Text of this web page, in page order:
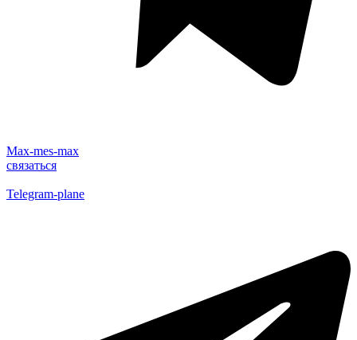
Max-mes-max
cвязаться
Telegram-plane